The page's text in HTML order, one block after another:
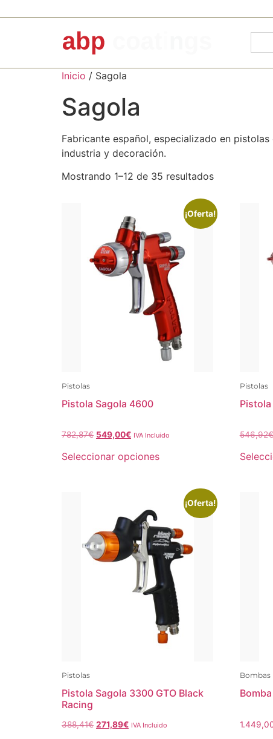
Inicio / Sagola
Sagola
Fabricante español, especializado en
industria y decoración.
Mostrando 1–12 de 35 resultados
¡Oferta!
Pistolas
Pistola Sagola 4600
782,87€ 549,00€ IVA Incluido
Seleccionar opciones
Pistolas
546,92€
¡Oferta!
Pistolas
Pistola Sagola 3300 GTO Black
Racing
388,41€ 271,89€ IVA Incluido
Bombas